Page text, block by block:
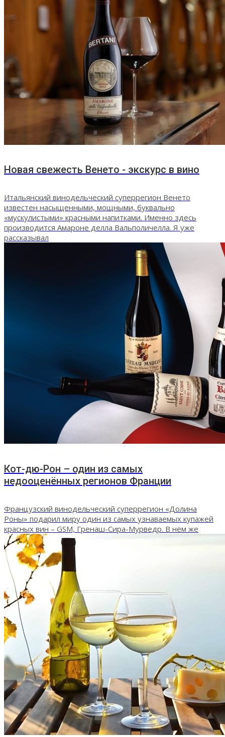
Новая свежесть Венето - экскурс в вино
Итальянский винодельческий суперрегион Венето
известен насыщенными, мощными, буквально
«мускулистыми» красными напитками. Именно здесь
производится Амароне делла Вальполичелла. Я уже
рассказывал
Кот-дю-Рон – один из самых
недооценённых регионов Франции
Французский винодельческий суперрегион «Долина
Роны» подарил миру один из самых узнаваемых купажей
красных вин – GSM, Гренаш-Сира-Мурведр. В нём же